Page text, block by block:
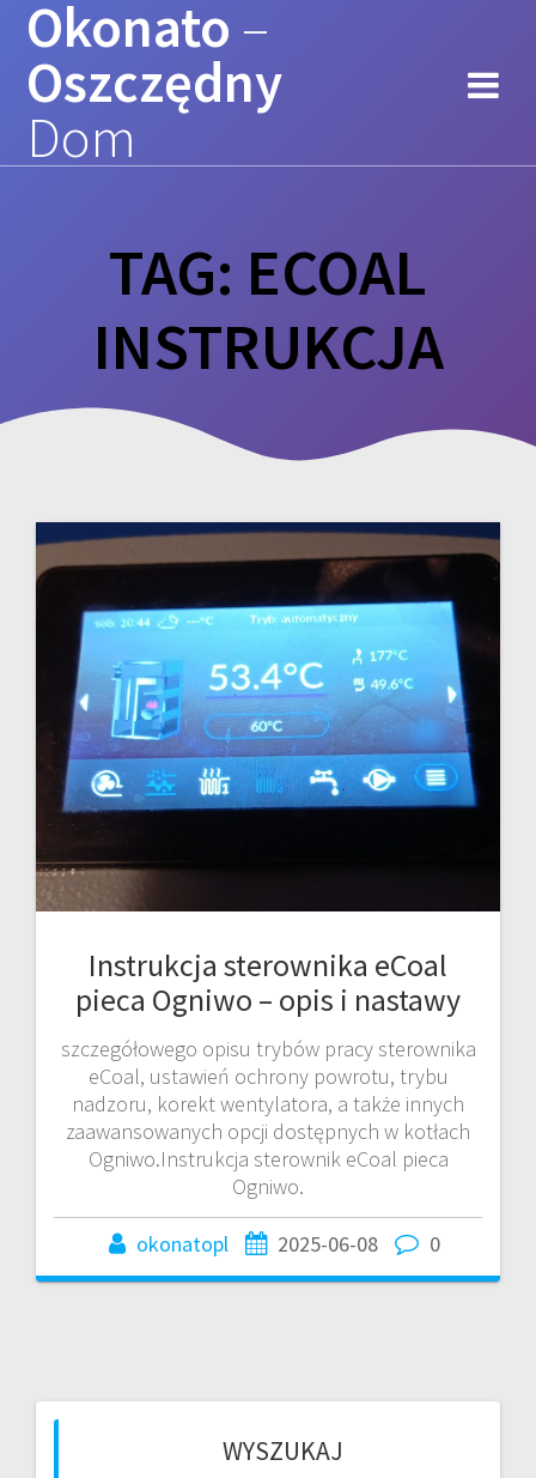
treści
Okonato –
Oszczędny
Dom
TAG: ECOAL
INSTRUKCJA
Instrukcja sterownika eCoal
pieca Ogniwo – opis i nastawy
szczegółowego opisu trybów pracy sterownika
eCoal, ustawień ochrony powrotu, trybu
nadzoru, korekt wentylatora, a także innych
zaawansowanych opcji dostępnych w kotłach
Ogniwo.Instrukcja sterownik eCoal pieca
Ogniwo.
okonatopl 2025-06-08 0
WYSZUKAJ